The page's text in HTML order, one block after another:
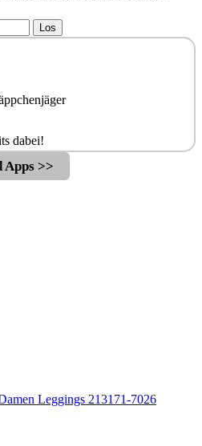
Los
dabei!
>>
Leggings 213171-7026